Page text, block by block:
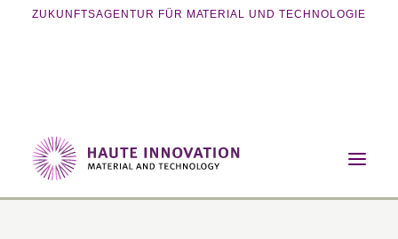
ZUKUNFTSAGENTUR FÜR MATERIAL UND TECHNOLOGIE
Home
Referenzen
Eventreihe „Material formt Produkt“